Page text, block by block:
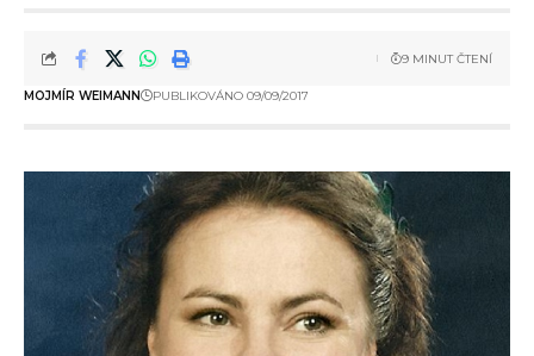
MOJMÍR WEIMANN PUBLIKOVÁNO 09/09/2017
9 MINUT ČTENÍ